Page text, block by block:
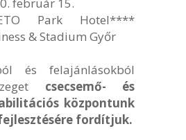
Park Hotel****
& Stadium Győr
és felajánlásokból
csecsemő- és
központunk
fordítjuk.